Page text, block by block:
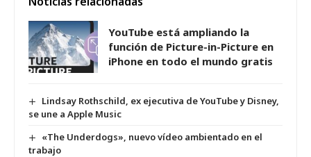
YouTube está ampliando la
función de Picture-in-Picture en
iPhone en todo el mundo gratis
Lindsay Rothschild, ex ejecutiva de YouTube y Disney,
se une a Apple Music
«The Underdogs», nuevo vídeo ambientado en el
trabajo